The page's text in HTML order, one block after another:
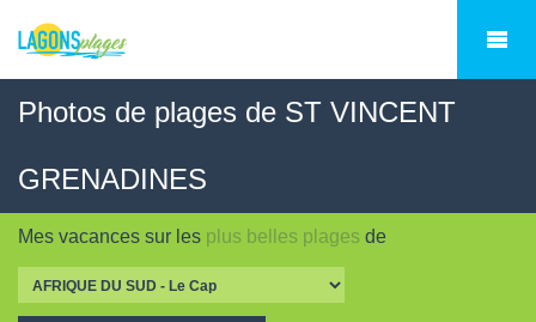
Photos de plages de ST VINCENT
GRENADINES
Mes vacances sur les plus belles plages de